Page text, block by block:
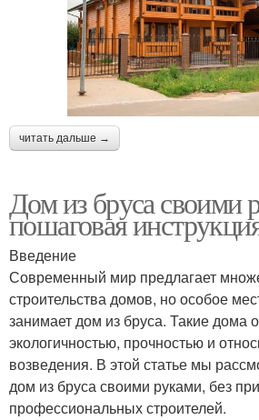
читать дальше →
Дом из бруса своими
пошаговая
Введение
Современный мир предлагает
строительства домов, но особое
занимает дом из бруса. Такие дома
экологичностью, прочностью и
возведения. В этой статье мы
дом из бруса своими руками, без
профессиональных строителей.